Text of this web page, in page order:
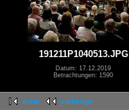
191211P1040513.JPG
Datum: 17.12.2019
Betrachtungen: 1590
erste vorherige